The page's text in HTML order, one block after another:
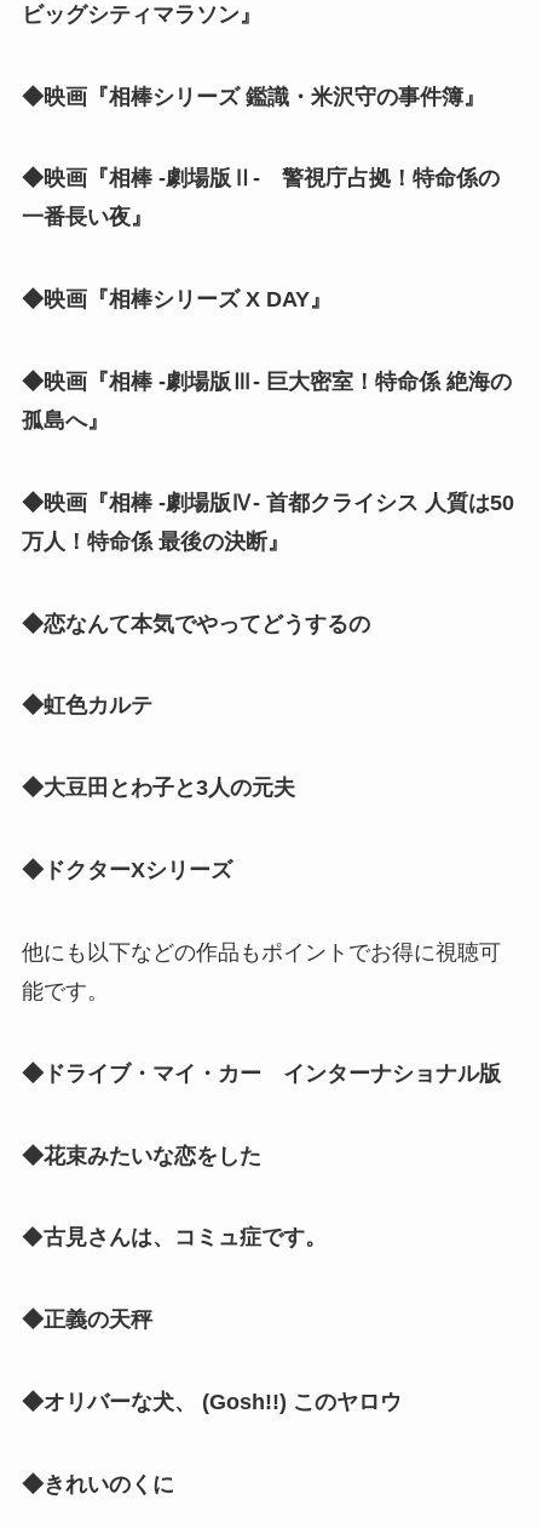
ビッグシティマラソン』
◆映画『相棒シリーズ 鑑識・米沢守の事件簿』
◆映画『相棒 -劇場版Ⅱ- 警視庁占拠！特命係の
一番長い夜』
◆映画『相棒シリーズ X DAY』
◆映画『相棒 -劇場版Ⅲ- 巨大密室！特命係 絶海の
孤島へ』
◆映画『相棒 -劇場版Ⅳ- 首都クライシス 人質は50
万人！特命係 最後の決断』
◆恋なんて本気でやってどうするの
◆虹色カルテ
◆大豆田とわ子と3人の元夫
◆ドクターXシリーズ
他にも以下などの作品もポイントでお得に視聴可
能です。
◆ドライブ・マイ・カー インターナショナル版
◆花束みたいな恋をした
◆古見さんは、コミュ症です。
◆正義の天秤
◆オリバーな犬、 (Gosh!!) このヤロウ
◆きれいのくに